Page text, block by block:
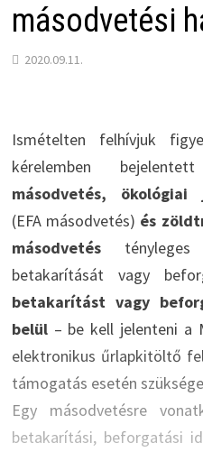
másodvetési
2020.09.11.
Ismételten felhívjuk
kérelemben
másodvetés, ökológiai
(EFA másodvetés) és
másodvetéstényleges
betakarítását vagy
betakarítást vagy
belül– be kell jelenteni a
elektronikus űrlapkitöltő
támogatás esetén
Egy másodvetésre
betakarítási, beforgatási